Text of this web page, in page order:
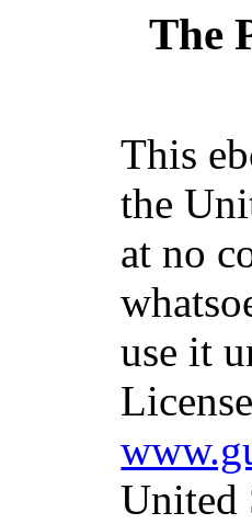
The
This
the
at no
use it
United